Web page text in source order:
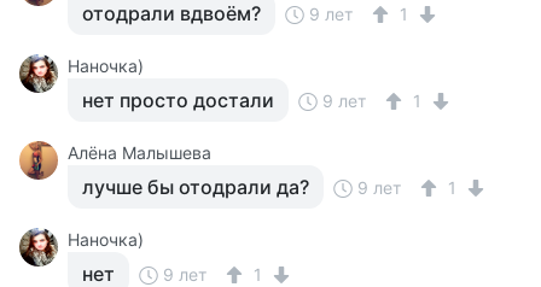
отодрали вдвоём? 9 лет 1
Наночка)
нет просто достали 9 лет 1
Алёна Малышева
лучше бы отодрали да? 9 лет 1
Наночка)
нет 9 лет 1